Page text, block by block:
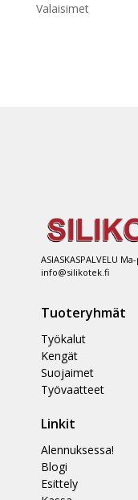
Valaisimet
ASIASKASPALVELU
info@silikotek.fi
Tuoteryhmät
Työkalut
Kengät
Suojaimet
Työvaatteet
Linkit
Alennuksessa!
Blogi
Esittely